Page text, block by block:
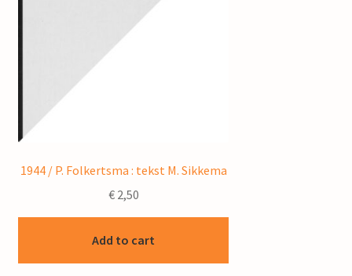
1944 / P. Folkertsma : tekst M. Sikkema
€2,50
Add to cart